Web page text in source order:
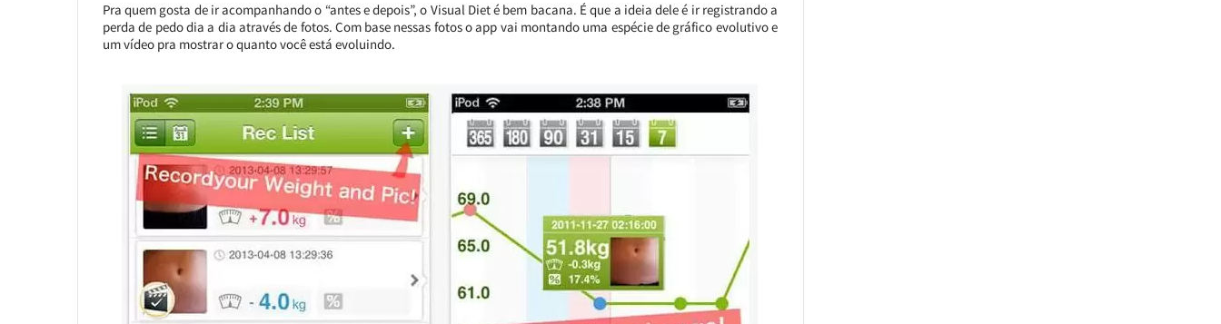
Pra quem gosta de ir acompanhando o “antes e depois”, o Visual Diet é bem bacana. É que a ideia dele é ir registrando a
perda de pedo dia a dia através de fotos. Com base nessas fotos o app vai montando uma espécie de gráfico evolutivo e
um vídeo pra mostrar o quanto você está evoluindo.